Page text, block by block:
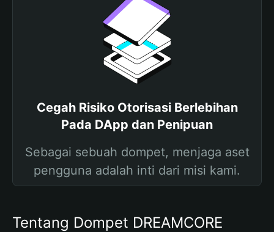
Cegah Risiko Otorisasi Berlebihan
Pada DApp dan Penipuan
Sebagai sebuah dompet, menjaga aset
pengguna adalah inti dari misi kami.
Tentang Dompet DREAMCORE